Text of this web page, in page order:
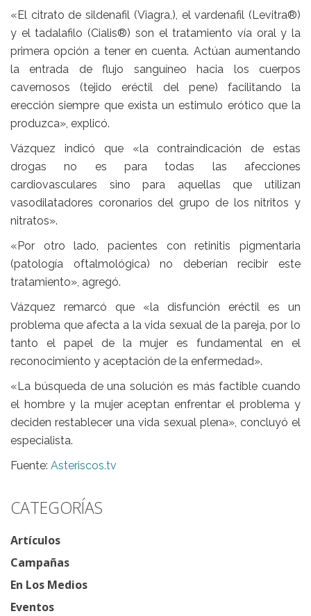
«El citrato de sildenafil (Viagra,), el vardenafil (Levitra®)
y el tadalafilo (Cialis®) son el tratamiento vía oral y la
primera opción a tener en cuenta. Actúan aumentando
la entrada de flujo sanguíneo hacia los cuerpos
cavernosos (tejido eréctil del pene) facilitando la
erección siempre que exista un estimulo erótico que la
produzca», explicó.
Vázquez indicó que «la contraindicación de estas
drogas no es para todas las afecciones
cardiovasculares sino para aquellas que utilizan
vasodilatadores coronarios del grupo de los nitritos y
nitratos».
«Por otro lado, pacientes con retinitis pigmentaria
(patología oftalmológica) no deberían recibir este
tratamiento», agregó.
Vázquez remarcó que «la disfunción eréctil es un
problema que afecta a la vida sexual de la pareja, por lo
tanto el papel de la mujer es fundamental en el
reconocimiento y aceptación de la enfermedad».
«La búsqueda de una solución es más factible cuando
el hombre y la mujer aceptan enfrentar el problema y
deciden restablecer una vida sexual plena», concluyó el
especialista.
Fuente: Asteriscos.tv
CATEGORÍAS
Artículos
Campañas
En Los Medios
Eventos